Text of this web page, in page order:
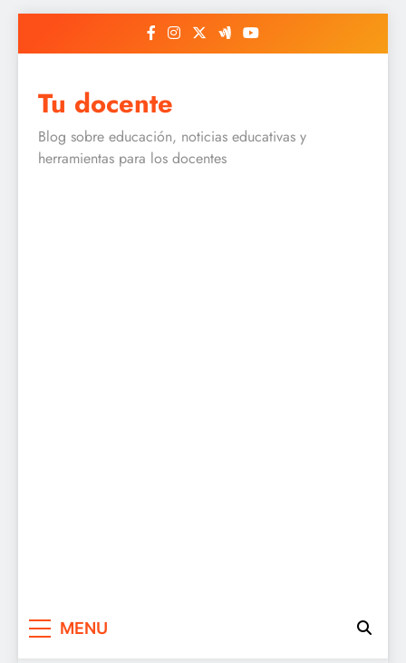
Tu docente
Blog sobre educación, noticias educativas y
herramientas para los docentes
MENU